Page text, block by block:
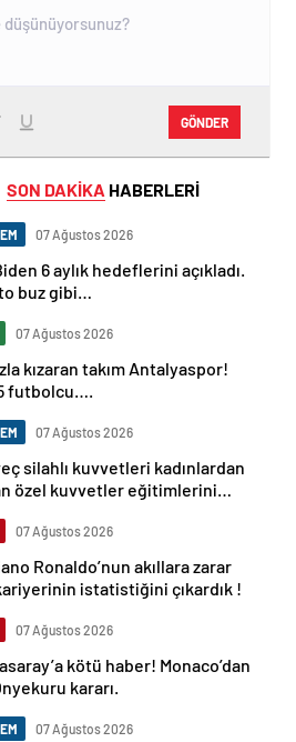
GÖNDER
SON DAKİKA HABERLERİ
07 Ağustos 2026
6 aylık hedeflerini açıkladı.
buz gibi…
07 Ağustos 2026
kızaran takım Antalyaspor!
futbolcu….
07 Ağustos 2026
silahlı kuvvetleri kadınlardan
özel kuvvetler eğitimlerini
07 Ağustos 2026
Ronaldo’nun akıllara zarar
istatistiğini çıkardık !
07 Ağustos 2026
kötü haber! Monaco’dan
kararı.
07 Ağustos 2026